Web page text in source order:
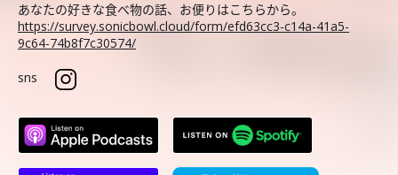
あなたの好きな食べ物の話、お便りはこちらから。
https://survey.sonicbowl.cloud/form/efd63cc3-c14a-41a5-
9c64-74b8f7c30574/
sns